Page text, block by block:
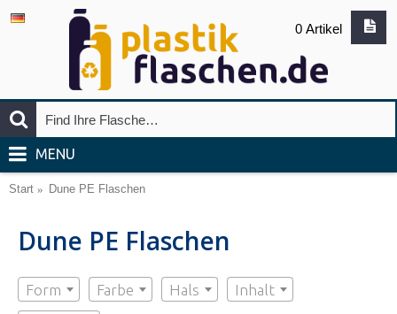
0 Artikel
MENU
Start Dune PE Flaschen
Dune PE Flaschen
Form Farbe Hals
Inhalt